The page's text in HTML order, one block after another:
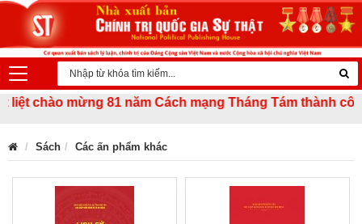
chào mừng 81 năm Cách mạng Tháng Tám thành công
Sách Các ấn phẩm khác